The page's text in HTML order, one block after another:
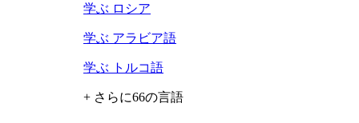
学ぶ ロシア
学ぶ アラビア語
学ぶ トルコ語
+ さらに66の言語